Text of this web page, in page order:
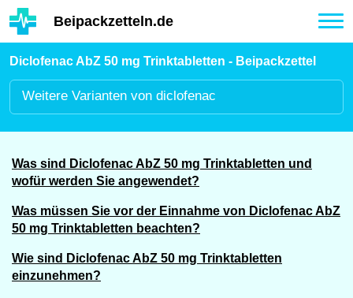
Hauptinhalt
Beipackzetteln.de
Diclofenac AbZ 50 mg Trinktabletten - Beipackzettel
Weitere Varianten von diclofenac
Was sind Diclofenac AbZ 50 mg Trinktabletten und
wofür werden Sie angewendet?
Was müssen Sie vor der Einnahme von Diclofenac AbZ
50 mg Trinktabletten beachten?
Wie sind Diclofenac AbZ 50 mg Trinktabletten
einzunehmen?